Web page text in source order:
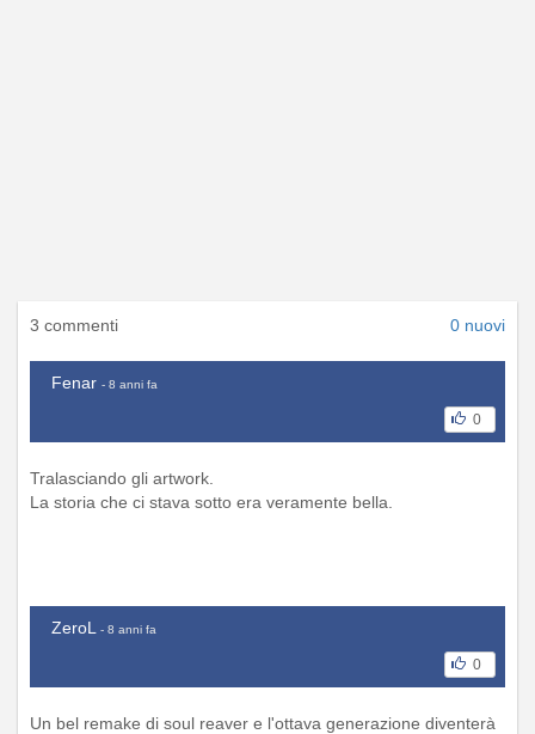
3 commenti 0 nuovi
Fenar - 8 anni fa
0
Tralasciando gli artwork.
La storia che ci stava sotto era veramente bella.
ZeroL - 8 anni fa
0
Un bel remake di soul reaver e l'ottava generazione diventerà